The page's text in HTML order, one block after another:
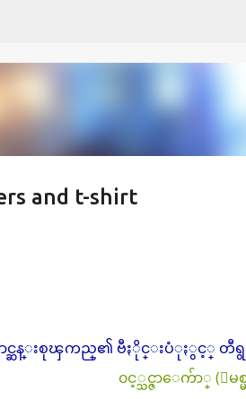
and t-shirt
င္ဆန္းစုၾကည္၏ ဗီႏိုင္းပံုႏွင့္ တီရွပ္မ်
၀င့္သင္ဇာေက်ာ္ (ျမစ္